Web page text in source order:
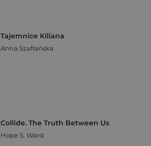
Tajemnice Kiliana
Anna Szafrańska
Collide. The Truth Between Us
Hope S. Ward